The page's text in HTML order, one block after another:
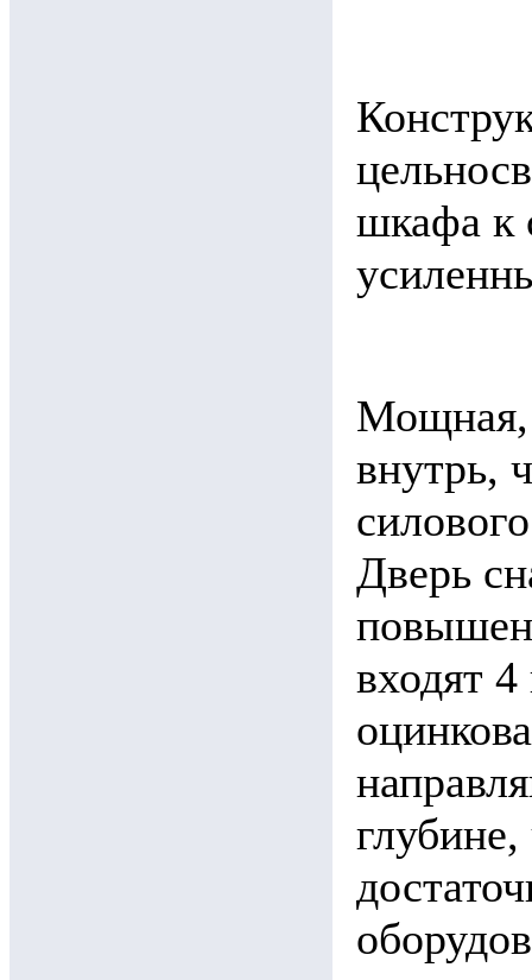
шкафа к
Мощная,
внутрь,
Дверь
входят
глубине,